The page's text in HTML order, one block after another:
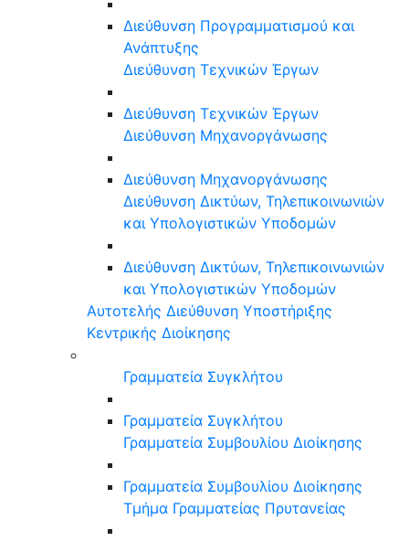
Διεύθυνση Προγραμματισμού και
Ανάπτυξης
Διεύθυνση Τεχνικών Έργων
Διεύθυνση Τεχνικών Έργων
Διεύθυνση Μηχανοργάνωσης
Διεύθυνση Μηχανοργάνωσης
Διεύθυνση Δικτύων, Τηλεπικοινωνιών
και Υπολογιστικών Υποδομών
Διεύθυνση Δικτύων, Τηλεπικοινωνιών
και Υπολογιστικών Υποδομών
Αυτοτελής Διεύθυνση Υποστήριξης
Κεντρικής Διοίκησης
Γραμματεία Συγκλήτου
Γραμματεία Συγκλήτου
Γραμματεία Συμβουλίου Διοίκησης
Γραμματεία Συμβουλίου Διοίκησης
Τμήμα Γραμματείας Πρυτανείας